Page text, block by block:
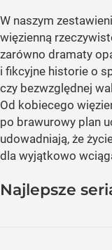
W naszym
więzienną
zarówno dramaty
i fikcyjne historie o
czy bezwzględnej
Od kobiecego
po brawurowy plan
udowadniają, że
dla wyjątkowo
Najlepsze